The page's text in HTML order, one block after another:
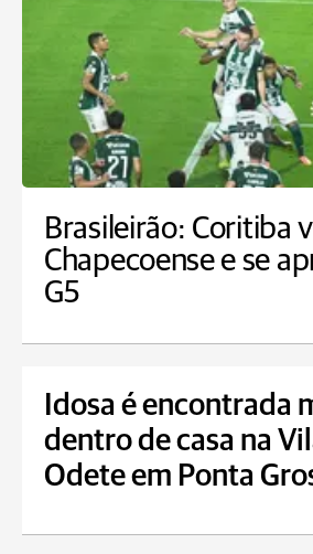
Brasileirão: Coritiba
Chapecoense e se
G5
Idosa é encontrada
dentro de casa na
Odete em Ponta